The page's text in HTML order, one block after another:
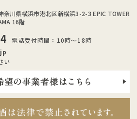
奈川県横浜市港北区新横浜3-2-3 EPIC TOWER
16階
電話受付時間：10時～18時
い